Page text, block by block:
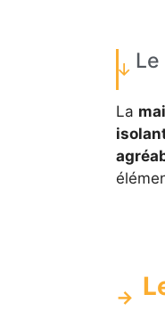
Le
La